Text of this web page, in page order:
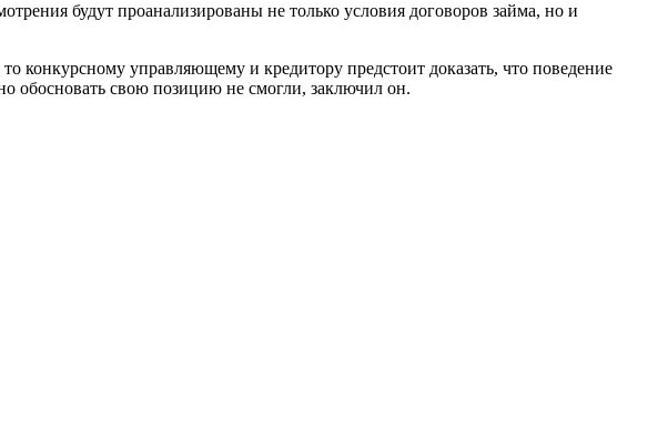
будут проанализированы не только условия договоров займа, но и
управляющему и кредитору предстоит доказать, что поведение
обосновать свою позицию не смогли, заключил он.